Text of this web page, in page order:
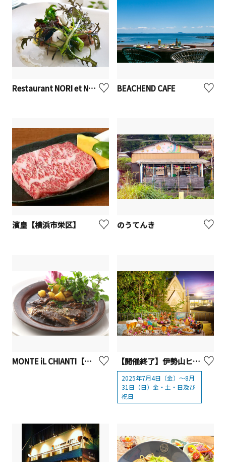
Restaurant NORI et NOJI【藤沢市】 BEACHEND CAFE
濱皇【横浜市栄区】 のうてんき
MONTE iL CHIANTI【小田原市】 【開催終了】伊勢山ヒルズ「ハワイアン・ラナイ・ビアタイム」【横浜市中区】
2025年7月4日（金）～8月
31日（日）金・土・日及び
祝日